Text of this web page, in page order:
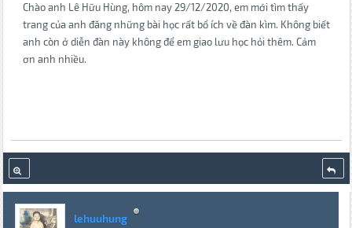
Chào anh Lê Hữu Hùng, hôm nay 29/12/2020, em mới tìm thấy
trang của anh đăng những bài học rất bổ ích về đàn kìm. Không biết
anh còn ở diễn đàn này không để em giao lưu học hỏi thêm. Cảm
ơn anh nhiều.
lehuuhung